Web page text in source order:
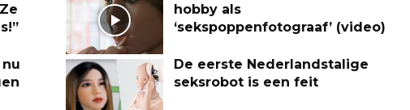
hobby als
‘sekspoppenfotograaf’ (video)
De eerste Nederlandstalige
seksrobot is een feit